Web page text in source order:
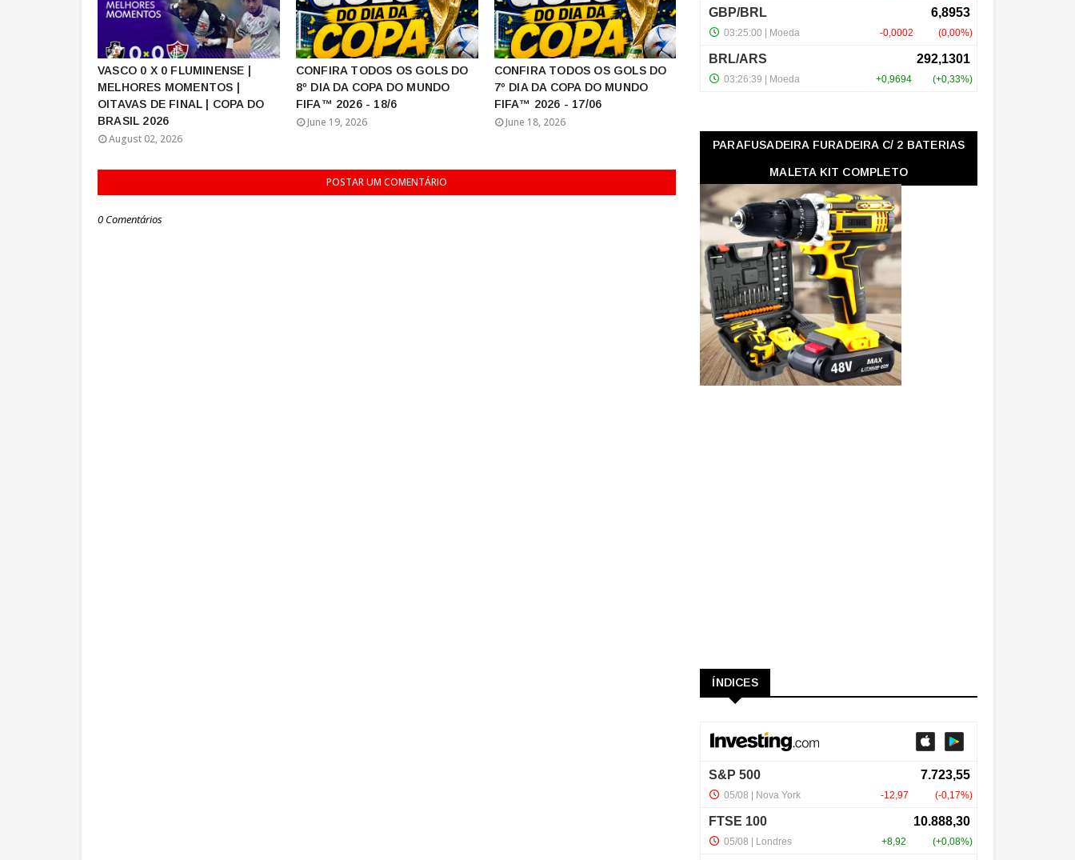
VASCO 0 X 0 FLUMINENSE |
MELHORES MOMENTOS |
OITAVAS DE FINAL | COPA DO
BRASIL 2026
August 02, 2026
CONFIRA TODOS OS GOLS DO
8º DIA DA COPA DO MUNDO
FIFA™ 2026 - 18/6
June 19, 2026
CONFIRA TODOS OS GOLS DO
7º DIA DA COPA DO MUNDO
FIFA™ 2026 - 17/06
June 18, 2026
POSTAR UM COMENTÁRIO
0 Comentários
PARAFUSADEIRA FURADEIRA C/ 2 BATERIAS
MALETA KIT COMPLETO
ÍNDICES